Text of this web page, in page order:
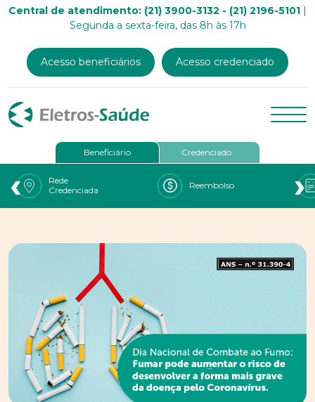
Central de atendimento: (21) 3900-3132 - (21) 2196-5101 |
Segunda a sexta-feira, das 8h às 17h
Acesso beneficiários Acesso credenciado
Beneficiário Credenciado
Rede
Credenciada
Reembolso
‹ ›